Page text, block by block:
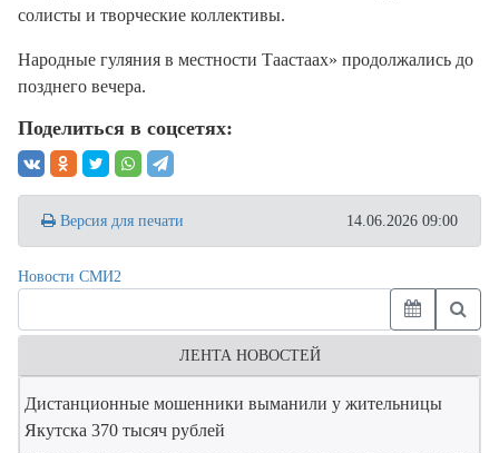
солисты и творческие коллективы.
Народные гуляния в местности Таастаах» продолжались до
позднего вечера.
Поделиться в соцсетях:
Версия для печати 14.06.2026 09:00
Новости СМИ2
ЛЕНТА НОВОСТЕЙ
Дистанционные мошенники выманили у жительницы
Якутска 370 тысяч рублей